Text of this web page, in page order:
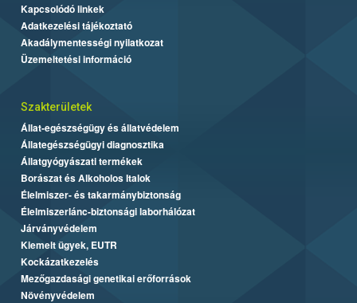
Kapcsolódó linkek
Adatkezelési tájékoztató
Akadálymentességi nyilatkozat
Üzemeltetési információ
Szakterületek
Állat-egészségügy és állatvédelem
Állategészségügyi diagnosztika
Állatgyógyászati termékek
Borászat és Alkoholos Italok
Élelmiszer- és takarmánybiztonság
Élelmiszerlánc-biztonsági laborhálózat
Járványvédelem
Kiemelt ügyek, EUTR
Kockázatkezelés
Mezőgazdasági genetikai erőforrások
Növényvédelem